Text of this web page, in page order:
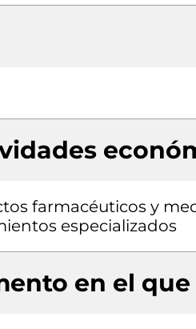
farmacéuticos y
especializados
en el